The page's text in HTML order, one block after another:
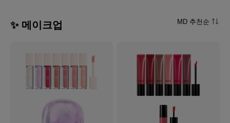
✨ 메이크업 MD 추천순